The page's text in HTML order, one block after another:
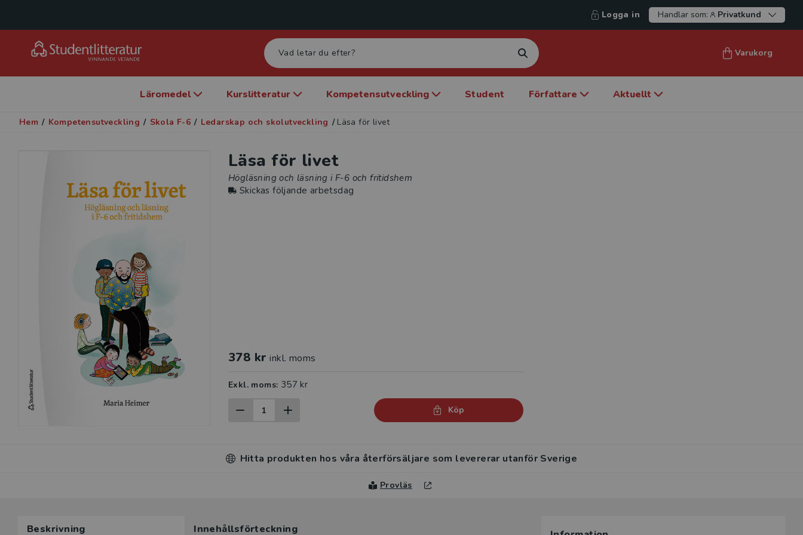
Logga in Handlar som: Privatkund
Varukorg
Läromedel Kurslitteratur Kompetensutveckling Student Författare Aktuellt
Hem / Kompetensutveckling / Skola F-6 / Ledarskap och skolutveckling / Läsa för livet
Läsa för livet
Högläsning och läsning i F-6 och fritidshem
Skickas följande arbetsdag
378 kr inkl. moms
Exkl. moms: 357 kr
Köp
Hitta produkten hos våra återförsäljare som levererar utanför Sverige
Provläs
Beskrivning Innehållsförteckning